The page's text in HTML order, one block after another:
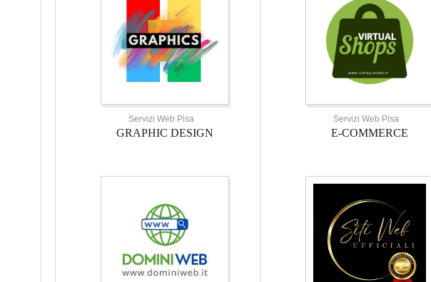
Servizi Web Pisa
GRAPHIC DESIGN
Servizi Web Pisa
E-COMMERCE
HOTEL
HOTEL VILLA
HOTEL